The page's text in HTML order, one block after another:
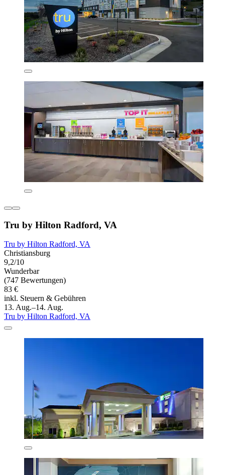
Tru by Hilton Radford, VA
Tru by Hilton Radford, VA
Christiansburg
9,2/10
Wunderbar
(747 Bewertungen)
83 €
inkl. Steuern & Gebühren
13. Aug.–14. Aug.
Tru by Hilton Radford, VA